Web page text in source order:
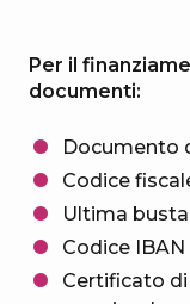
Per il
documenti:
Documento
Codice
Ultima
Codice
Certificato